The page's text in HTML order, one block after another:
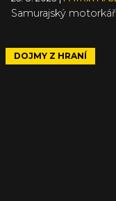
Samurajský motorkář
DOJMY Z HRANÍ